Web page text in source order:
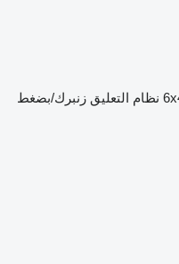
نظام التعليق زنبرك/بضغط